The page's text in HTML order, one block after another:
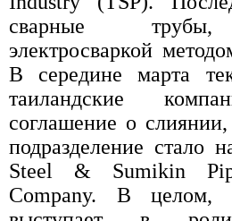
сварные трубы,
электросваркой
В середине марта
таиландские
соглашение о
подразделение стало
Steel & Sumikin
Company. В целом,